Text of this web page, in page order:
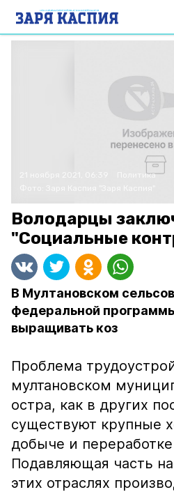
21 ноября 2021, 06:39
Политика
Володарцы
"Социальные
В Мултановском
федеральной
выращивать коз
Проблема
мултановском
остра, как в других
существуют крупные
добыче и
Подавляющая часть
этих отраслях